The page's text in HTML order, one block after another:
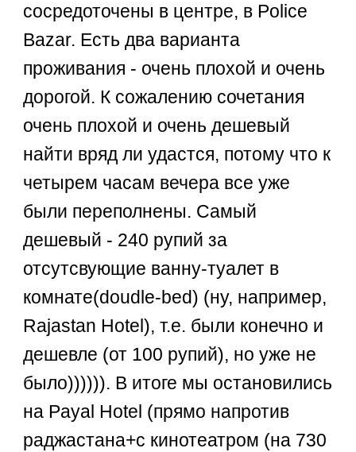
сосредоточены в центре, в Police
Bazar. Есть два варианта
проживания - очень плохой и очень
дорогой. К сожалению сочетания
очень плохой и очень дешевый
найти вряд ли удастся, потому что к
четырем часам вечера все уже
были переполнены. Самый
дешевый - 240 рупий за
отсутсвующие ванну-туалет в
комнате(doudle-bed) (ну, например,
Rajastan Hotel), т.е. были конечно и
дешевле (от 100 рупий), но уже не
было)))))). В итоге мы остановились
на Payal Hotel (прямо напротив
раджастана+с кинотеатром (на 730